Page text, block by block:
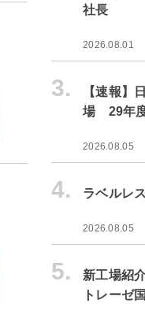
社長
2026.08.01
3.
【速報】
場 29年
2026.08.05
4. ラベルレ
2026.08.05
5.
新工場紹
トレーゼ